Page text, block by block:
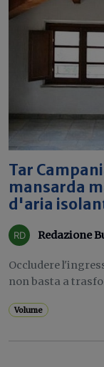
Tar
mansarda
d'aria
Redazione
Occludere
non basta a
Volume